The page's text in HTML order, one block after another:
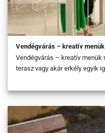
Vendégvárás – kreatív
Vendégvárás – kreatív menük
terasz vagy akár erkély egyik